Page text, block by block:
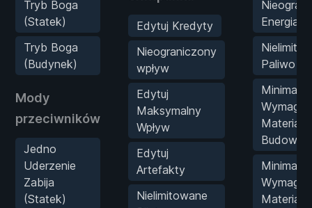
Tryb Boga
(Statek)
Tryb Boga
(Budynek)
Mody
przeciwników
Jedno
Uderzenie
Zabija
(Statek)
Edytuj Kredyty
Nieograniczony
wpływ
Edytuj
Maksymalny
Wpływ
Edytuj
Artefakty
Nielimitowane
Energia
Paliwo
Minimalne
Minimalne